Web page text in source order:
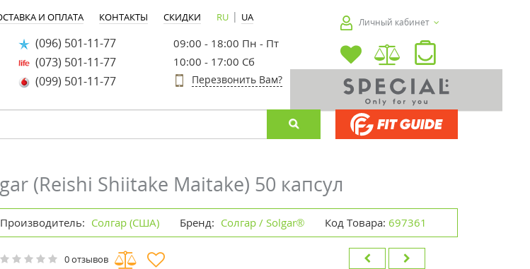
И ОПЛАТА КОНТАКТЫ СКИДКИ RU | UA
(096) 501-11-77
(073) 501-11-77
(099) 501-11-77
09:00 - 18:00 Пн - Пт
10:00 - 17:00 Сб
Перезвонить Вам?
Личный кабинет
(Reishi Shiitake Maitake) 50 капсул
Производитель: Солгар (США) Бренд: Солгар / Solgar® Код Товара: 697361
0 отзывов